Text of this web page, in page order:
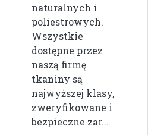
naturalnych i
poliestrowych.
Wszystkie
dostępne przez
naszą firmę
tkaniny są
najwyższej klasy,
zweryfikowane i
bezpieczne zar...